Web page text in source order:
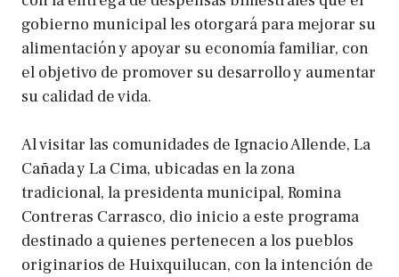
gobierno municipal les otorgará para mejorar su
alimentación y apoyar su economía familiar, con
el objetivo de promover su desarrollo y aumentar
su calidad de vida.
Al visitar las comunidades de Ignacio Allende, La
Cañada y La Cima, ubicadas en la zona
tradicional, la presidenta municipal, Romina
Contreras Carrasco, dio inicio a este programa
destinado a quienes pertenecen a los pueblos
originarios de Huixquilucan, con la intención de